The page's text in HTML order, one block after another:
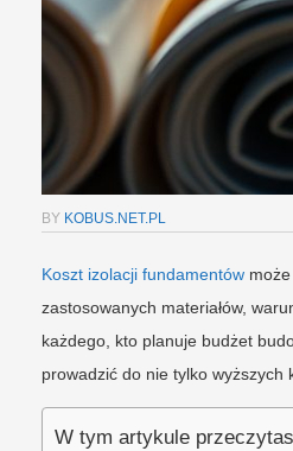
BY KOBUS.NET.PL
Koszt izolacji fundamentów
zastosowanych materiałów,
każdego, kto planuje budżet
prowadzić do nie tylko wyższych
W tym artykule